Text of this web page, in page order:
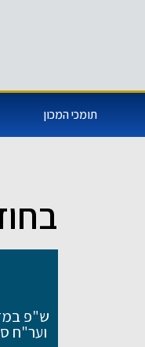
תומכי המכון
ש"פ
וער"ח